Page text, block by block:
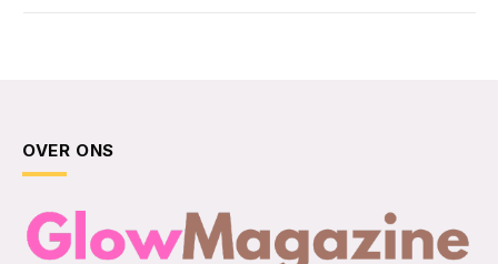
OVER ONS